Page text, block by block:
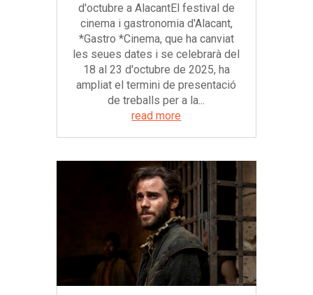
d'octubre a AlacantEl festival de
cinema i gastronomia d'Alacant,
*Gastro *Cinema, que ha canviat
les seues dates i se celebrarà del
18 al 23 d'octubre de 2025, ha
ampliat el termini de presentació
de treballs per a la...
read more